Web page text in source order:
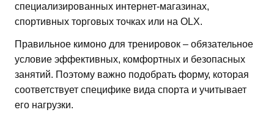
специализированных интернет-магазинах,
спортивных торговых точках или на OLX.
Правильное кимоно для тренировок – обязательное
условие эффективных, комфортных и безопасных
занятий. Поэтому важно подобрать форму, которая
соответствует специфике вида спорта и учитывает
его нагрузки.